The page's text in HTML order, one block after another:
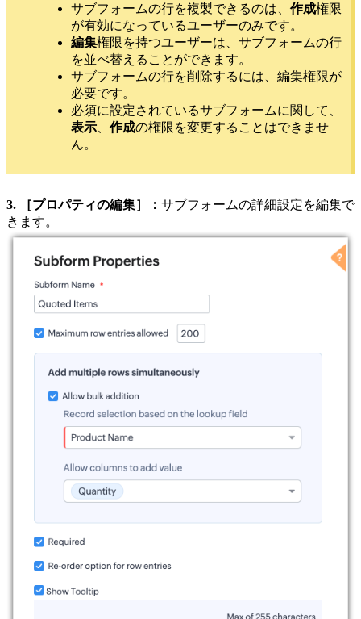
サブフォームの行を複製できるのは、 作成権限
が有効になっているユーザーのみです。
編集権限を持つユーザーは、サブフォームの行
を並べ替えることができます。
サブフォームの行を削除するには、編集権限が
必要です。
必須に設定されているサブフォームに関して、
表示
作成の権限を変更することはできませ
ん。
3. ［プロパティの編集］： サブフォームの詳細設定を編集で
きます。